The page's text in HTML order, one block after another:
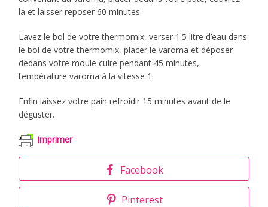
la et laisser reposer 60 minutes.
Lavez le bol de votre thermomix, verser 1.5 litre d’eau dans
le bol de votre thermomix, placer le varoma et déposer
dedans votre moule cuire pendant 45 minutes,
température varoma à la vitesse 1.
Enfin laissez votre pain refroidir 15 minutes avant de le
déguster.
Imprimer
Facebook
Pinterest